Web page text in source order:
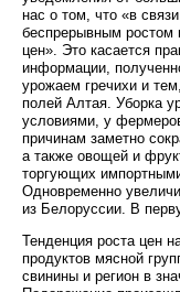
нас о том, что «в
беспрерывным ростом
цен». Это касается
информации,
урожаем гречихи и
полей Алтая. Уборка
условиями, у
причинам заметно
а также овощей и
торгующих
Одновременно
из Белоруссии. В
Тенденция роста цен
продуктов мясной
свинины и регион в